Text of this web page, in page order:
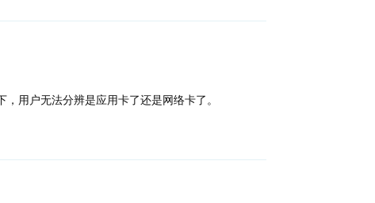
用户无法分辨是应用卡了还是网络卡了。